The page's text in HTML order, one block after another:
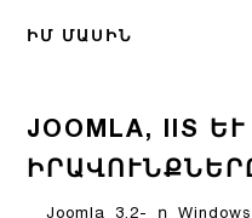
ԻՄ ՄԱՍԻՆ
JOOMLA, IIS
ՐԱՎՈՒՆՔՆԵՐԸ
Joomla 3.2- ը